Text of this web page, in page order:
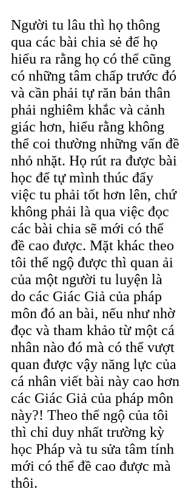
Người tu lâu thì họ thông
qua các bài chia sẻ để họ
hiểu ra rằng họ có thể cũng
có những tâm chấp trước đó
và cần phải tự răn bản thân
phải nghiêm khắc và cảnh
giác hơn, hiểu rằng không
thể coi thường những vấn đề
nhỏ nhặt. Họ rút ra được bài
học để tự mình thúc đẩy
việc tu phải tốt hơn lên, chứ
không phải là qua việc đọc
các bài chia sẽ mới có thể
đề cao được. Mặt khác theo
tôi thể ngộ được thì quan ải
của một người tu luyện là
do các Giác Giả của pháp
môn đó an bài, nếu như nhờ
đọc và tham khảo từ một cá
nhân nào đó mà có thể vượt
quan được vậy năng lực của
cá nhân viết bài này cao hơn
các Giác Giả của pháp môn
này?! Theo thể ngộ của tôi
thì chỉ duy nhất trường kỳ
học Pháp và tu sửa tâm tính
mới có thể đề cao được mà
thôi.